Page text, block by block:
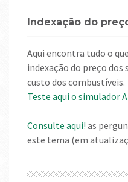
Indexação do
Aqui encontra tudo o que precisa saber sobre a
indexação do preço
custo dos combustíveis.
Teste aqui o simulador
Consulte aqui! as
este tema (em